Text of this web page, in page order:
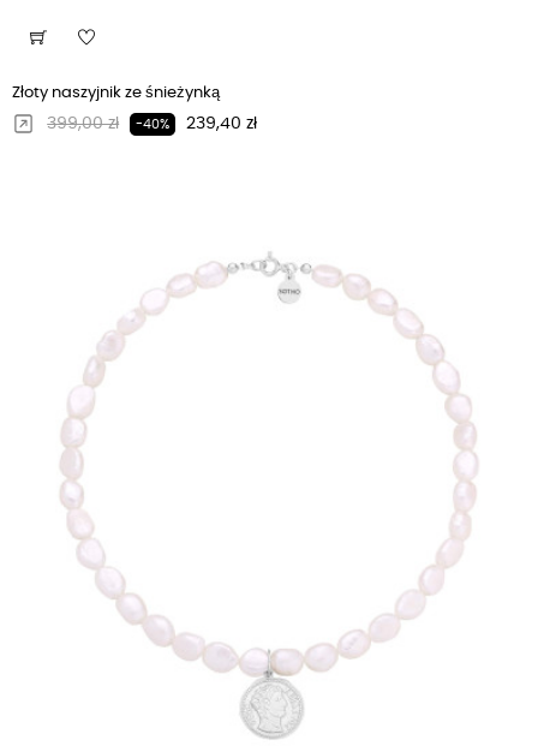
Złoty naszyjnik ze śnieżynką
Regularna cena
399,00 zł -40% Cena
239,40 zł